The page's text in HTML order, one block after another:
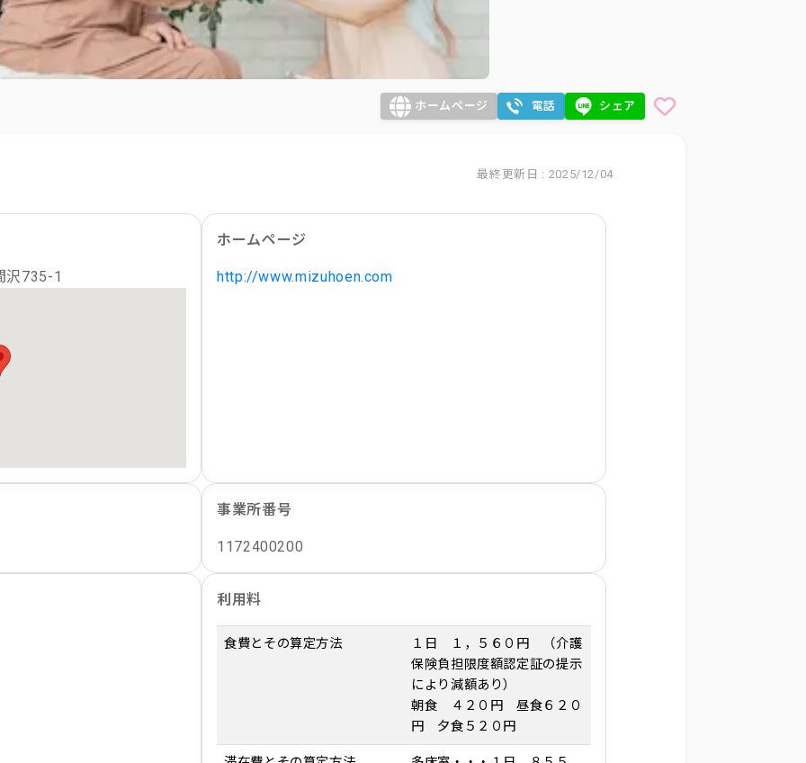
ホームページ 電話 シェア
最終更新日 : 2025/12/04
沢735-1
ホームページ
http://www.mizuhoen.com
事業所番号
1172400200
利用料
食費とその算定方法
１日 １，５６０円 （介護
保険負担限度額認定証の提示
により減額あり）
朝食 ４２０円 昼食６２０
円 夕食５２０円